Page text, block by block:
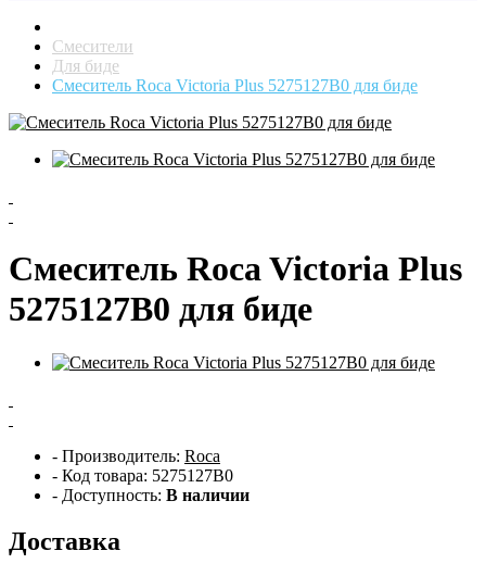
Смесители
Для биде
Смеситель Roca Victoria Plus 5275127B0 для биде
Смеситель Roca Victoria Plus
5275127B0 для биде
- Производитель: Roca
- Код товара: 5275127B0
- Доступность: В наличии
Доставка